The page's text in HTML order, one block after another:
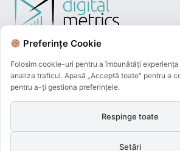
Plățile online efectuate pe
sunt procesate de către Netopia
Preferințe Cookie
Folosim cookie-uri pentru a îmbunătăți
analiza traficul. Apasă „Acceptă toate" pentru a
pentru a-ți gestiona preferințele.
Respinge toate
Setări